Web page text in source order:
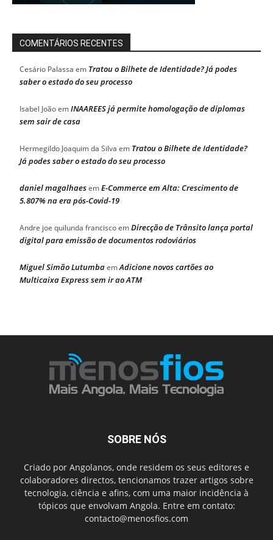
COMENTÁRIOS RECENTES
Cesário Palassa em Tratou o Bilhete de Identidade? Já podes
saber o estado do seu processo
Isabel JoãoemINAAREES já permite homologação de diplomas
sem sair de casa
Hermegildo Joaquim da Silva em Tratou o Bilhete de Identidade?
Já podes saber o estado do seu processo
daniel magalhaesemE-Commerce em Alta: Crescimento de
5.807% na era pós-Covid-19
Andre joe quilunda franciscoemDirecção de Trânsito lança portal
digital para emissão de documentos rodoviários
Miguel Simão LutumbaemAdicione novos cartões ao
Multicaixa Express sem ir ao ATM
SOBRE NÓS
Criado por Angolanos, onde residem os seus editores e
colaboradores directos, tencionamos trazer artigos sobre
tecnologia, ciência e afins, com uma maior incidência à
tópicos que envolvam Angola. Entre em contato:
contacto@menosfios.com